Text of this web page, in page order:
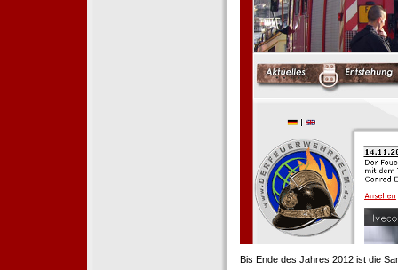
Bis Ende des Jahres 2012 ist die